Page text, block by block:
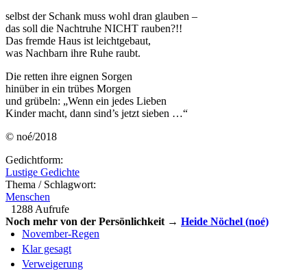
selbst der Schank muss wohl dran glauben –
das soll die Nachtruhe NICHT rauben?!!
Das fremde Haus ist leichtgebaut,
was Nachbarn ihre Ruhe raubt.
Die retten ihre eignen Sorgen
hinüber in ein trübes Morgen
und grübeln: „Wenn ein jedes Lieben
Kinder macht, dann sind’s jetzt sieben …“
© noé/2018
Gedichtform:
Lustige Gedichte
Thema / Schlagwort:
Menschen
1288 Aufrufe
Noch mehr von der Persönlichkeit → Heide Nöchel (noé)
November-Regen
Klar gesagt
Verweigerung